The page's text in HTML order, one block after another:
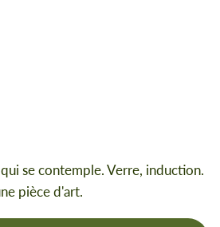
se contemple. Verre, induction.
pièce d'art.